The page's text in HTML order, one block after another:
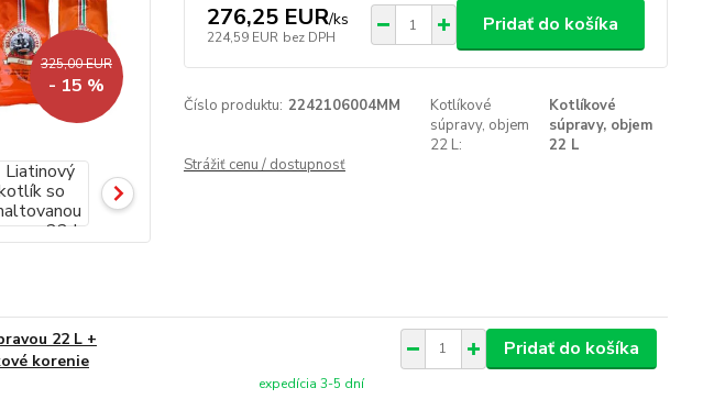
325,00 EUR
- 15 %
276,25 EUR/ks
224,59 EUR bez DPH
Pridať do košíka
Číslo produktu: 2242106004MM
Kotlíkové
súpravy, objem
22 L:
Kotlíkové
súpravy, objem
22 L
Strážiť cenu / dostupnosť
22 L +
korenie
expedícia 3-5 dní
Pridať do košíka